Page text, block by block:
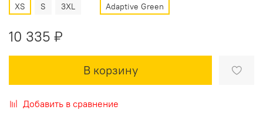
XS
S 3XL
Adaptive Green
10 335 ₽
В корзину
Добавить в сравнение